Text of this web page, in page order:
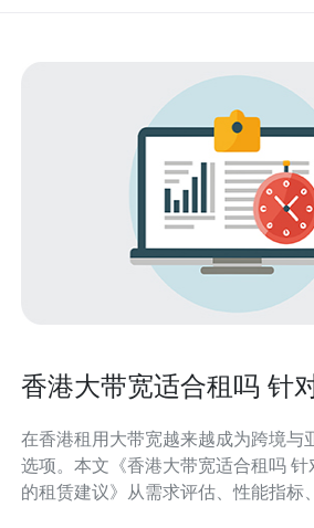
香港大带宽适合租吗 针
在香港租用大带宽越来越成为跨境与
选项。本文《香港大带宽适合租吗
的租赁建议》从需求评估、性能指标